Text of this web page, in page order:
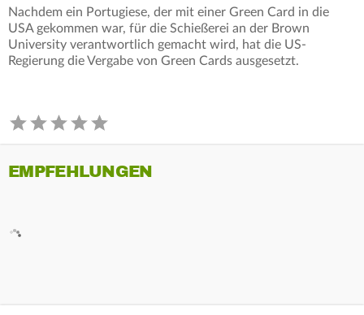
Nachdem ein Portugiese, der mit einer Green Card in die
USA gekommen war, für die Schießerei an der Brown
University verantwortlich gemacht wird, hat die US-
Regierung die Vergabe von Green Cards ausgesetzt.
EMPFEHLUNGEN